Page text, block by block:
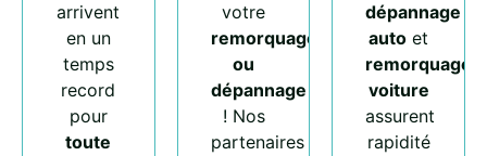
arrivent
en un
temps
record
pour
toute
votre
remorquage
ou
dépannage
! Nos
partenaires
dépannage
auto et
remorquage
voiture
assurent
rapidité